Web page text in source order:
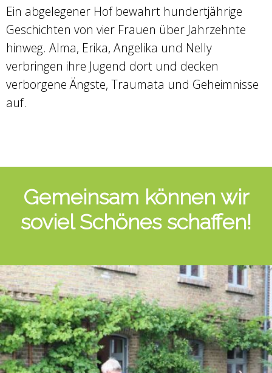
Ein abgelegener Hof bewahrt hundertjährige
Geschichten von vier Frauen über Jahrzehnte
hinweg. Alma, Erika, Angelika und Nelly
verbringen ihre Jugend dort und decken
verborgene Ängste, Traumata und Geheimnisse
auf.
Gemeinsam können wir
soviel Schönes schaffen!